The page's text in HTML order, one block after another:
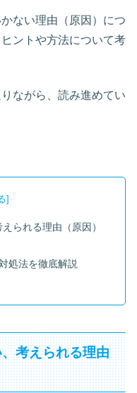
ない理由（原因）につ
ントや方法について考
ながら、読み進めてい
られる理由（原因）
処法を徹底解説
考えられる理由